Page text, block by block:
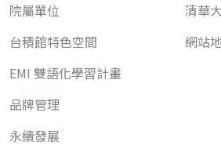
院屬單位
台積館特色空間
EMI 雙語化學習計畫
品牌管理
永續發展
清華
網站